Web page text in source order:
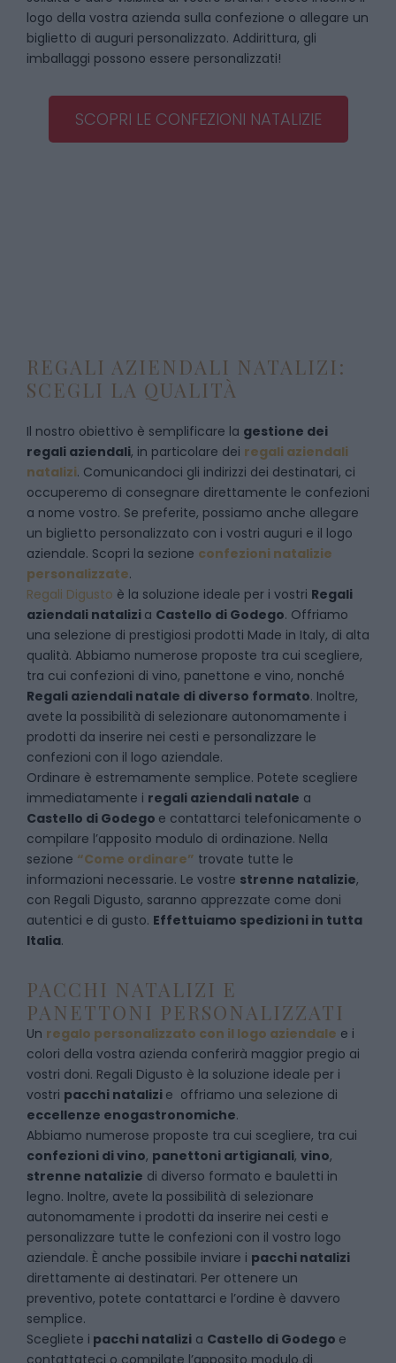
logo della vostra azienda sulla confezione o allegare un
biglietto di auguri personalizzato. Addirittura, gli
imballaggi possono essere personalizzati!
SCOPRI LE CONFEZIONI NATALIZIE
REGALI AZIENDALI NATALIZI:
SCEGLI LA QUALITÀ
Il nostro obiettivo è semplificare la gestione dei
regali aziendali, in particolare dei regali aziendali
natalizi. Comunicandoci gli indirizzi dei destinatari, ci
occuperemo di consegnare direttamente le confezioni
a nome vostro. Se preferite, possiamo anche allegare
un biglietto personalizzato con i vostri auguri e il logo
aziendale. Scopri la sezione confezioni natalizie
personalizzate.
Regali Digusto è la soluzione ideale per i vostri Regali
aziendali natalizi a Castello di Godego. Offriamo
una selezione di prestigiosi prodotti Made in Italy, di alta
qualità. Abbiamo numerose proposte tra cui scegliere,
tra cui confezioni di vino, panettone e vino, nonché
Regali aziendali natale di diverso formato. Inoltre,
avete la possibilità di selezionare autonomamente i
prodotti da inserire nei cesti e personalizzare le
confezioni con il logo aziendale.
Ordinare è estremamente semplice. Potete scegliere
immediatamente i regali aziendali natale a
Castello di Godego e contattarci telefonicamente o
compilare l’apposito modulo di ordinazione. Nella
sezione “Come ordinare” trovate tutte le
informazioni necessarie. Le vostre strenne natalizie,
con Regali Digusto, saranno apprezzate come doni
autentici e di gusto. Effettuiamo spedizioni in tutta
Italia.
PACCHI NATALIZI E
PANETTONI PERSONALIZZATI
Un regalo personalizzato con il logo aziendale e i
colori della vostra azienda conferirà maggior pregio ai
vostri doni. Regali Digusto è la soluzione ideale per i
vostri pacchi natalizi e offriamo una selezione di
eccellenze enogastronomiche.
Abbiamo numerose proposte tra cui scegliere, tra cui
confezioni di vino, panettoni artigianali, vino,
strenne natalizie di diverso formato e bauletti in
legno. Inoltre, avete la possibilità di selezionare
autonomamente i prodotti da inserire nei cesti e
personalizzare tutte le confezioni con il vostro logo
aziendale. È anche possibile inviare i pacchi natalizi
direttamente ai destinatari. Per ottenere un
preventivo, potete contattarci e l’ordine è davvero
semplice.
Scegliete i pacchi natalizi a Castello di Godego e
contattateci o compilate l’apposito modulo di